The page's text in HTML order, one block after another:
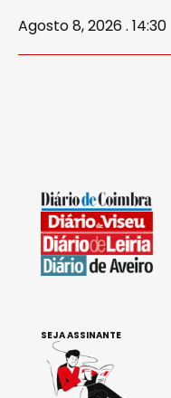
Agosto 8, 2026 . 14:30
SEJA ASSINANTE